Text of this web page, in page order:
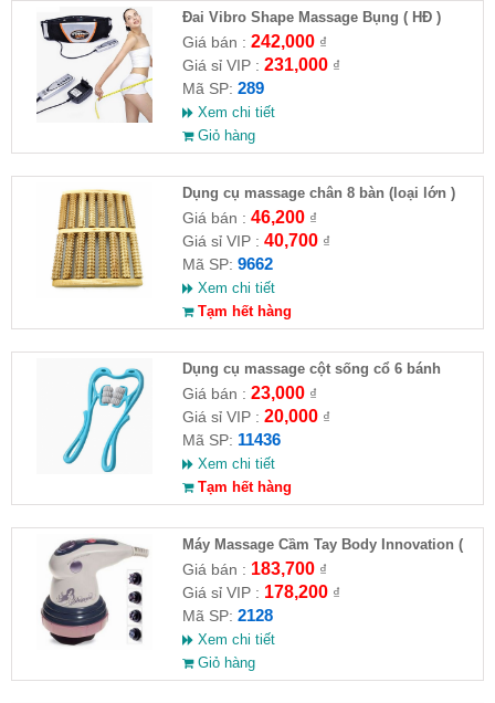
Đai Vibro Shape Massage Bụng ( HĐ )
Giá bán : 242,000₫
Giá sỉ VIP : 231,000₫
Mã SP: 289
Xem chi tiết
Giỏ hàng
Dụng cụ massage chân 8 bàn (loại lớn )
(HĐ)
Giá bán : 46,200₫
Giá sỉ VIP : 40,700₫
Mã SP: 9662
Xem chi tiết
Tạm hết hàng
Dụng cụ massage cột sống cổ 6 bánh
Giá bán : 23,000₫
Giá sỉ VIP : 20,000₫
Mã SP: 11436
Xem chi tiết
Tạm hết hàng
Máy Massage Cầm Tay Body Innovation (
HĐ )
Giá bán : 183,700₫
Giá sỉ VIP : 178,200₫
Mã SP: 2128
Xem chi tiết
Giỏ hàng